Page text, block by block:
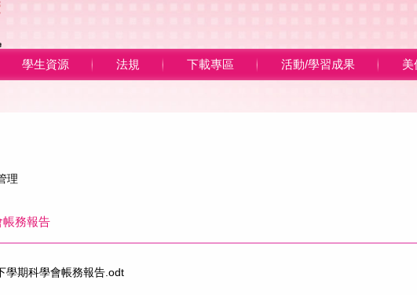
學生資源 法規 下載專區 活動/學習成果 美
理
帳務報告
學期科學會帳務報告.odt